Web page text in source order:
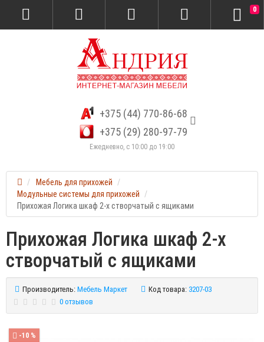
+375 (44) 770-86-68
+375 (29) 280-97-79
Ежедневно, с 10:00 до 19:00
0
Мебель для прихожей
Модульные системы для прихожей
Прихожая Логика шкаф 2-х створчатый с ящиками
Прихожая Логика шкаф 2-х
створчатый с ящиками
Производитель: Мебель Маркет Код товара: 3207-03
0 отзывов
-10 %